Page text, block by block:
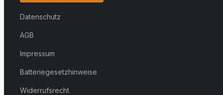
Datenschutz
AGB
Impressum
Batteriegesetzhinweise
Widerrufsrecht